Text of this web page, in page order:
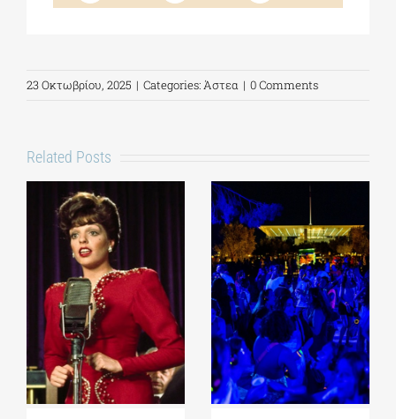
23 Οκτωβρίου, 2025 | Categories:Άστεα | 0 Comments
Related Posts